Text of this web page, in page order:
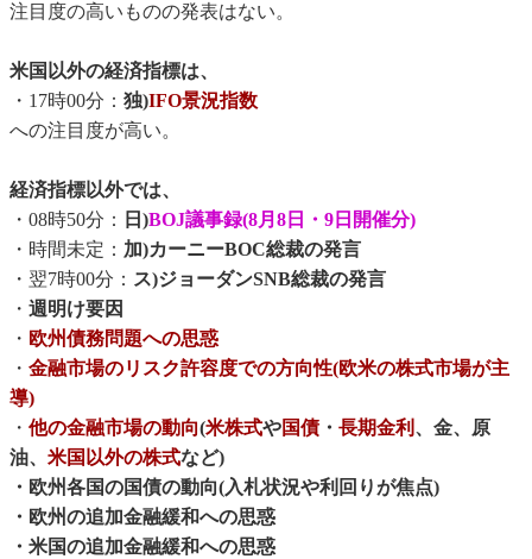
注目度の高いものの発表はない。
米国以外の経済指標は、
・17時00分： 独)IFO景況指数
への注目度が高い。
経済指標以外では、
・08時50分：
日)BOJ議事録(8月8日・9日開催分)
・時間未定： 加)カーニーBOC総裁の発言
・翌7時00分： ス)ジョーダンSNB総裁の発言
・ 週明け要因
・ 欧州債務問題への思惑
・ 金融市場のリスク許容度での方向性(欧米の株式市場が主
導)
・ 他の金融市場の動向(米株式や国債・ 長期金利 、金、原
油、 米国以外の株式など)
・欧州各国の国債の動向(入札状況や利回りが焦点)
・欧州の追加金融緩和への思惑
・米国の追加金融緩和への思惑